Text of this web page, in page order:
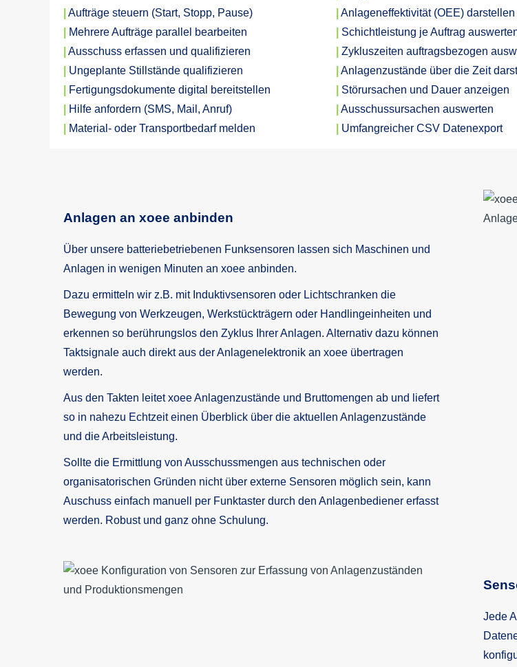
Aufträge steuern (Start, Stopp, Pause)
Mehrere Aufträge parallel bearbeiten
Ausschuss erfassen und qualifizieren
Ungeplante Stillstände qualifizieren
Fertigungsdokumente digital bereitstellen
Hilfe anfordern (SMS, Mail, Anruf)
Material- oder Transportbedarf melden
Anlageneffektivität (OEE) darstellen
Schichtleistung je Auftrag
Zykluszeiten auftragsbezogen
Anlagenzustände über die Zeit
Störursachen und Dauer anzeigen
Ausschussursachen auswerten
Umfangreicher CSV Datenexport
Anlagen an xoee anbinden
Über unsere batteriebetriebenen Funksensoren lassen sich Maschinen und
Anlagen in wenigen Minuten an xoee anbinden.
Dazu ermitteln wir z.B. mit Induktivsensoren oder Lichtschranken die
Bewegung von Werkzeugen, Werkstückträgern oder Handlingeinheiten und
erkennen so berührungslos den Zyklus Ihrer Anlagen. Alternativ dazu können
Taktsignale auch direkt aus der Anlagenelektronik an xoee übertragen
werden.
Aus den Takten leitet xoee Anlagenzustände und Bruttomengen ab und liefert
so in nahezu Echtzeit einen Überblick über die aktuellen Anlagenzustände
und die Arbeitsleistung.
Sollte die Ermittlung von Ausschussmengen aus technischen oder
organisatorischen Gründen nicht über externe Sensoren möglich sein, kann
Auschuss einfach manuell per Funktaster durch den Anlagenbediener erfasst
werden. Robust und ganz ohne Schulung.
Jede